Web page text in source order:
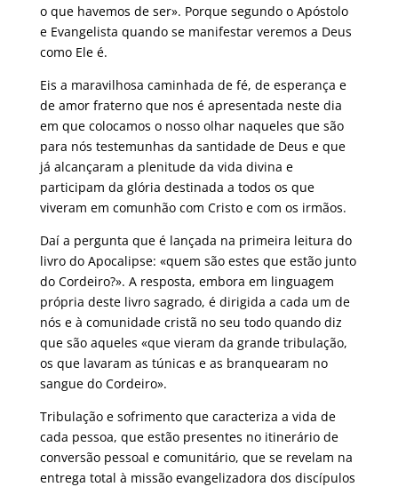
o que havemos de ser». Porque segundo o Apóstolo
e Evangelista quando se manifestar veremos a Deus
como Ele é.
Eis a maravilhosa caminhada de fé, de esperança e
de amor fraterno que nos é apresentada neste dia
em que colocamos o nosso olhar naqueles que são
para nós testemunhas da santidade de Deus e que
já alcançaram a plenitude da vida divina e
participam da glória destinada a todos os que
viveram em comunhão com Cristo e com os irmãos.
Daí a pergunta que é lançada na primeira leitura do
livro do Apocalipse: «quem são estes que estão junto
do Cordeiro?». A resposta, embora em linguagem
própria deste livro sagrado, é dirigida a cada um de
nós e à comunidade cristã no seu todo quando diz
que são aqueles «que vieram da grande tribulação,
os que lavaram as túnicas e as branquearam no
sangue do Cordeiro».
Tribulação e sofrimento que caracteriza a vida de
cada pessoa, que estão presentes no itinerário de
conversão pessoal e comunitário, que se revelam na
entrega total à missão evangelizadora dos discípulos